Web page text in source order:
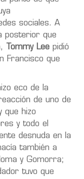
sociales. A
posterior que
Tommy Lee pidió
Francisco que
eco de la
de uno de
que hizo
y todo el
desnuda en la
también a
y Gomorra;
tuvo que